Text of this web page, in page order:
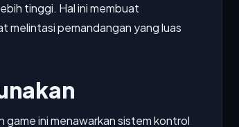
tinggi. Hal ini membuat
melintasi pemandangan yang luas
game ini menawarkan sistem kontrol